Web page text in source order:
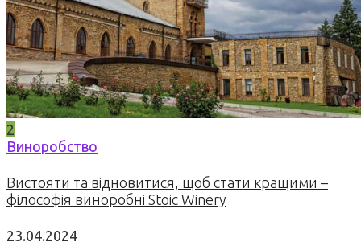
2
Виноробство
Вистояти та відновитися, щоб стати кращими –
філософія виноробні Stoic Winery
23.04.2024